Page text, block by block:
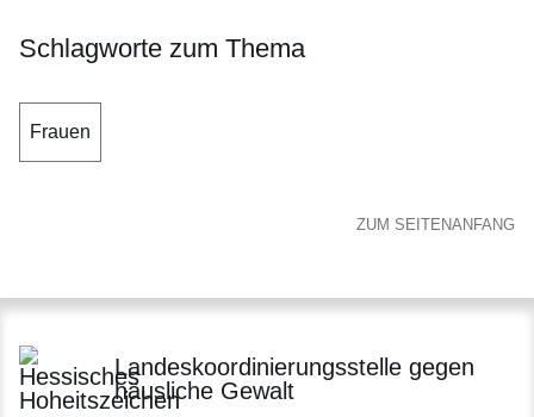
Schlagworte zum Thema
Frauen
ZUM SEITENANFANG
Landeskoordinierungsstelle gegen
häusliche Gewalt